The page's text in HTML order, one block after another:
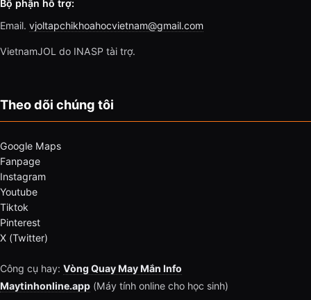
Bộ phận hỗ trợ:
Email. vjoltapchikhoahocvietnam@gmail.com
VietnamJOL do INASP tài trợ.
Theo dõi chúng tôi
Google Maps
Fanpage
Instagram
Youtube
Tiktok
Pinterest
X (Twitter)
Công cụ hay: Vòng Quay May Mắn Info
Maytinhonline.app (Máy tính online cho học sinh)